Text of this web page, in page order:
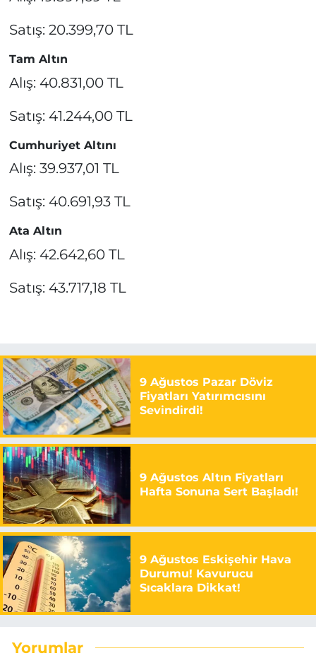
Satış: 20.399,70 TL
Tam Altın
Alış: 40.831,00 TL
Satış: 41.244,00 TL
Cumhuriyet Altını
Alış: 39.937,01 TL
Satış: 40.691,93 TL
Ata Altın
Alış: 42.642,60 TL
Satış: 43.717,18 TL
9 Ağustos Pazar Döviz
Fiyatları Yatırımcısını
Sevindirdi!
9 Ağustos Altın Fiyatları
Hafta Sonuna Sert Başladı!
9 Ağustos Eskişehir Hava
Durumu! Kavurucu
Sıcaklara Dikkat!
Yorumlar